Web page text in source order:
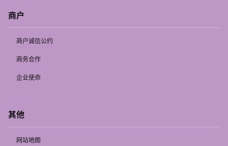
商户
商户诚信公约
商务合作
企业使命
其他
网站地图